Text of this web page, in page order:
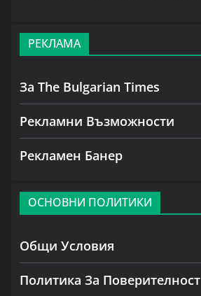
РЕКЛАМА
За The Bulgarian Times
Рекламни Възможности
Рекламен Банер
ОСНОВНИ ПОЛИТИКИ
Общи Условия
Политика За Поверителност